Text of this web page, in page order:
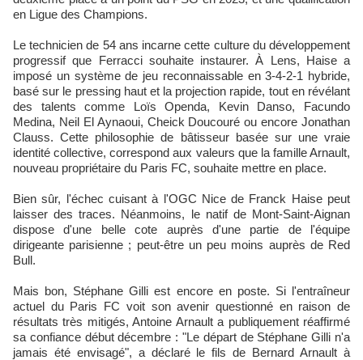
en Ligue des Champions.
Le technicien de 54 ans incarne cette culture du développement
progressif que Ferracci souhaite instaurer. À Lens, Haise a
imposé un système de jeu reconnaissable en 3-4-2-1 hybride,
basé sur le pressing haut et la projection rapide, tout en révélant
des talents comme Loïs Openda, Kevin Danso, Facundo
Medina, Neil El Aynaoui, Cheick Doucouré ou encore Jonathan
Clauss. Cette philosophie de bâtisseur basée sur une vraie
identité collective, correspond aux valeurs que la famille Arnault,
nouveau propriétaire du Paris FC, souhaite mettre en place.
Bien sûr, l'échec cuisant à l'OGC Nice de Franck Haise peut
laisser des traces. Néanmoins, le natif de Mont-Saint-Aignan
dispose d'une belle cote auprès d'une partie de l'équipe
dirigeante parisienne ; peut-être un peu moins auprès de Red
Bull.
Mais bon, Stéphane Gilli est encore en poste. Si l'entraîneur
actuel du Paris FC voit son avenir questionné en raison de
résultats très mitigés, Antoine Arnault a publiquement réaffirmé
sa confiance début décembre : "Le départ de Stéphane Gilli n'a
jamais été envisagé", a déclaré le fils de Bernard Arnault à